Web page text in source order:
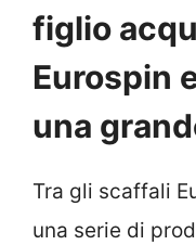
figlio
Eurospin
una
Tra gli scaffali
una serie di